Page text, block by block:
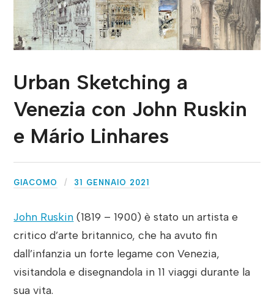
Urban Sketching a
Venezia con John Ruskin
e Mário Linhares
GIACOMO 31 GENNAIO 2021
John Ruskin (1819 – 1900) è stato un artista e
critico d’arte britannico, che ha avuto fin
dall’infanzia un forte legame con Venezia,
visitandola e disegnandola in 11 viaggi durante la
sua vita.